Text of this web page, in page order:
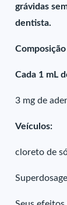
grávidas
dentista.
Cada 1 mL
3 mg de
Veículos:
cloreto de